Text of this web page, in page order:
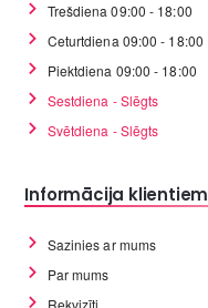
Trešdiena 09:00 - 18:00
Ceturtdiena 09:00 - 18:00
Piektdiena 09:00 - 18:00
Sestdiena - Slēgts
Svētdiena - Slēgts
Informācija klientiem
Sazinies ar mums
Par mums